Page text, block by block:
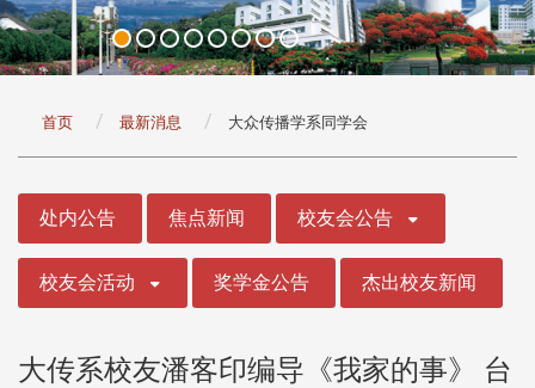
首页 最新消息 大众传播学系同学会
处内公告 焦点新闻 校友会公告
校友会活动 奖学金公告 杰出校友新闻
大传系校友潘客印编导《我家的事》 台